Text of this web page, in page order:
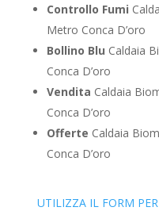
Controllo Fumi
Metro Conca D’oro
Bollino Blu Caldaia
Conca D’oro
Vendita Caldaia
Conca D’oro
Offerte Caldaia
Conca D’oro
UTILIZZA IL FORM